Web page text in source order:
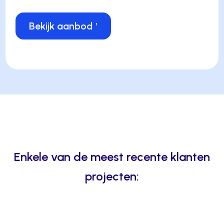
Bekijk aanbod
Enkele van de meest recente klanten
projecten: